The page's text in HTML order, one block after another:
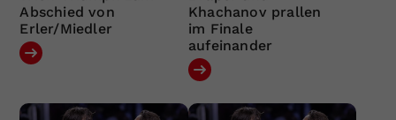
Abschied von
Erler/Miedler
Khachanov prallen
im Finale
aufeinander